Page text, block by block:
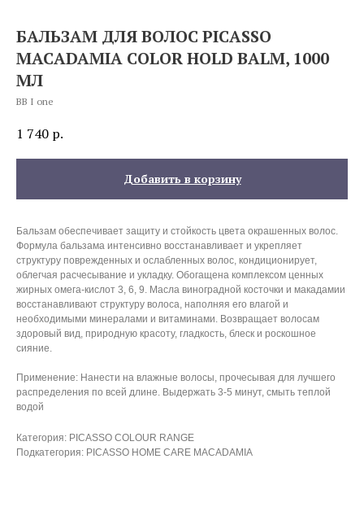
БАЛЬЗАМ ДЛЯ ВОЛОС PICASSO
MACADAMIA COLOR HOLD BALM, 1000
МЛ
BB I one
1 740 р.
Добавить в корзину
Бальзам обеспечивает защиту и стойкость цвета окрашенных волос.
Формула бальзама интенсивно восстанавливает и укрепляет
структуру поврежденных и ослабленных волос, кондиционирует,
облегчая расчесывание и укладку. Обогащена комплексом ценных
жирных омега-кислот 3, 6, 9. Масла виноградной косточки и макадамии
восстанавливают структуру волоса, наполняя его влагой и
необходимыми минералами и витаминами. Возвращает волосам
здоровый вид, природную красоту, гладкость, блеск и роскошное
сияние.
Применение: Нанести на влажные волосы, прочесывая для лучшего
распределения по всей длине. Выдержать 3-5 минут, смыть теплой
водой
Категория: PICASSO COLOUR RANGE
Подкатегория: PICASSO HOME CARE MACADAMIA